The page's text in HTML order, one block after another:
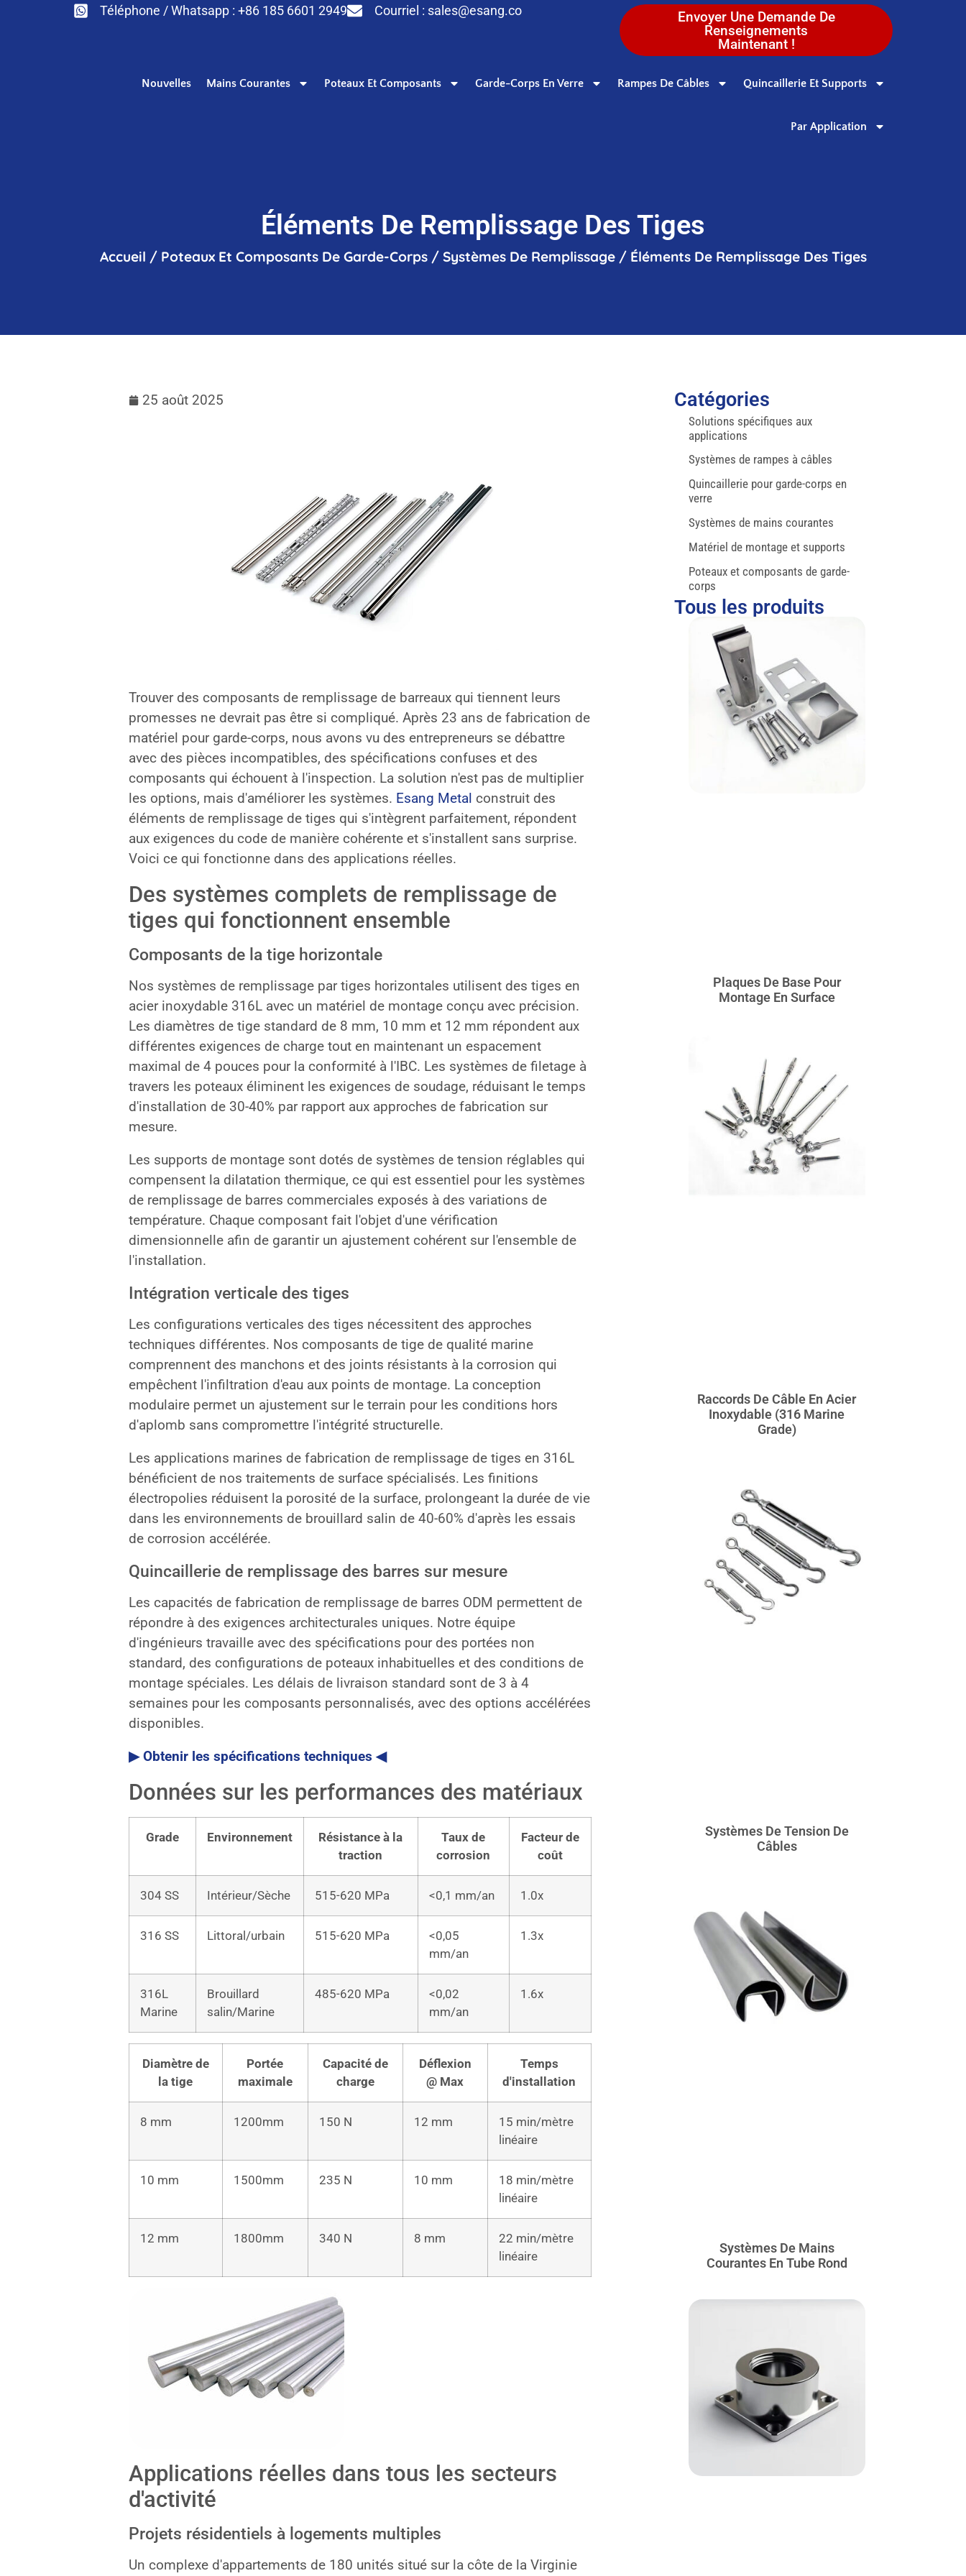
Téléphone / Whatsapp : +86 185 6601 2949 Courriel : sales@esang.co
Envoyer Une Demande De
Renseignements
Maintenant !
Nouvelles Mains Courantes Poteaux Et Composants Garde-Corps En Verre Rampes De Câbles Quincaillerie Et Supports
Par Application
Éléments De Remplissage Des Tiges
Accueil / Poteaux Et Composants De Garde-Corps/ Systèmes De Remplissage/ Éléments De Remplissage Des Tiges
25 août 2025
Trouver des composants de remplissage de barreaux qui tiennent leurs
promesses ne devrait pas être si compliqué. Après 23 ans de fabrication de
matériel pour garde-corps, nous avons vu des entrepreneurs se débattre
avec des pièces incompatibles, des spécifications confuses et des
composants qui échouent à l'inspection. La solution n'est pas de multiplier
les options, mais d'améliorer les systèmes. Esang Metal construit des
éléments de remplissage de tiges qui s'intègrent parfaitement, répondent
aux exigences du code de manière cohérente et s'installent sans surprise.
Voici ce qui fonctionne dans des applications réelles.
Des systèmes complets de remplissage de
tiges qui fonctionnent ensemble
Composants de la tige horizontale
Nos systèmes de remplissage par tiges horizontales utilisent des tiges en
acier inoxydable 316L avec un matériel de montage conçu avec précision.
Les diamètres de tige standard de 8 mm, 10 mm et 12 mm répondent aux
différentes exigences de charge tout en maintenant un espacement
maximal de 4 pouces pour la conformité à l'IBC. Les systèmes de filetage à
travers les poteaux éliminent les exigences de soudage, réduisant le temps
d'installation de 30-40% par rapport aux approches de fabrication sur
mesure.
Les supports de montage sont dotés de systèmes de tension réglables qui
compensent la dilatation thermique, ce qui est essentiel pour les systèmes
de remplissage de barres commerciales exposés à des variations de
température. Chaque composant fait l'objet d'une vérification
dimensionnelle afin de garantir un ajustement cohérent sur l'ensemble de
l'installation.
Intégration verticale des tiges
Les configurations verticales des tiges nécessitent des approches
techniques différentes. Nos composants de tige de qualité marine
comprennent des manchons et des joints résistants à la corrosion qui
empêchent l'infiltration d'eau aux points de montage. La conception
modulaire permet un ajustement sur le terrain pour les conditions hors
d'aplomb sans compromettre l'intégrité structurelle.
Les applications marines de fabrication de remplissage de tiges en 316L
bénéficient de nos traitements de surface spécialisés. Les finitions
électropolies réduisent la porosité de la surface, prolongeant la durée de vie
dans les environnements de brouillard salin de 40-60% d'après les essais
de corrosion accélérée.
Quincaillerie de remplissage des barres sur mesure
Les capacités de fabrication de remplissage de barres ODM permettent de
répondre à des exigences architecturales uniques. Notre équipe
d'ingénieurs travaille avec des spécifications pour des portées non
standard, des configurations de poteaux inhabituelles et des conditions de
montage spéciales. Les délais de livraison standard sont de 3 à 4
semaines pour les composants personnalisés, avec des options accélérées
disponibles.
▶ Obtenir les spécifications techniques ◀
Données sur les performances des matériaux
Grade Environnement
Résistance à la
traction
Taux de
corrosion
Facteur de
coût
304 SS Intérieur/Sèche 515-620 MPa <0,1 mm/an 1.0x
316 SS Littoral/urbain 515-620 MPa
<0,05
mm/an
1.3x
316L
Marine
Brouillard
salin/Marine
485-620 MPa
<0,02
mm/an
1.6x
Diamètre de
la tige
Portée
maximale
Capacité de
charge
Déflexion
@ Max
Temps
d'installation
8 mm 1200mm 150 N 12 mm
15 min/mètre
linéaire
10 mm 1500mm 235 N 10 mm
18 min/mètre
linéaire
12 mm 1800mm 340 N 8 mm
22 min/mètre
linéaire
Applications réelles dans tous les secteurs
d'activité
Projets résidentiels à logements multiples
Un complexe d'appartements de 180 unités situé sur la côte de la Virginie
Catégories
Solutions spécifiques aux
applications
Systèmes de rampes à câbles
Quincaillerie pour garde-corps en
verre
Systèmes de mains courantes
Matériel de montage et supports
Poteaux et composants de garde-
corps
Tous les produits
Plaques De Base Pour
Montage En Surface
Raccords De Câble En Acier
Inoxydable (316 Marine
Grade)
Systèmes De Tension De
Câbles
Systèmes De Mains
Courantes En Tube Rond